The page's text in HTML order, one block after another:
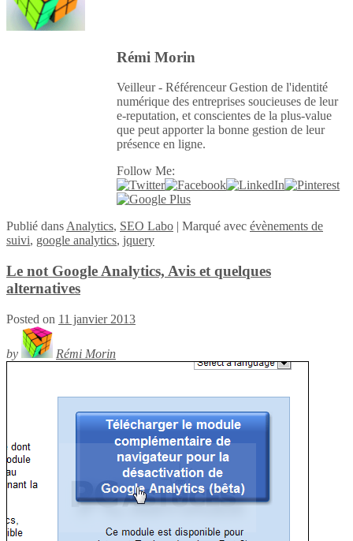
Rémi Morin
Veilleur - Référenceur Gestion de l'identité
numérique des entreprises soucieuses de leur
e-reputation, et conscientes de la plus-value
que peut apporter la bonne gestion de leur
présence en ligne.
Follow Me:
Publié dans Analytics, SEO Labo | Marqué avec évènements de
suivi, google analytics, jquery
Le not Google Analytics, Avis et quelques
alternatives
Posted on 11 janvier 2013
by Rémi Morin